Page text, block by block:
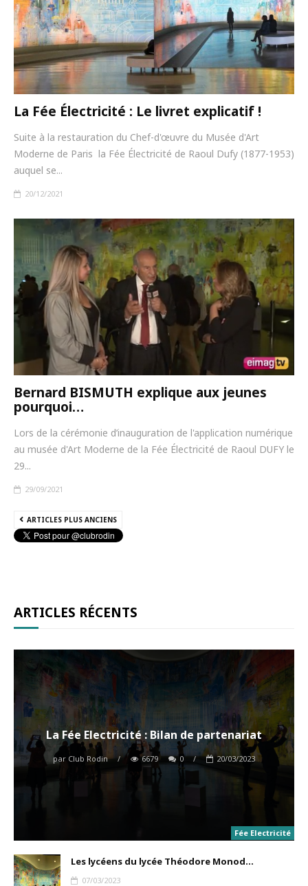
La Fée Électricité : Le livret explicatif !
Suite à la restauration du Chef-d'œuvre du Musée d'Art
Moderne de Paris la Fée Électricité de Raoul Dufy (1877-1953)
auquel se...
20/12/2021
Bernard BISMUTH explique aux jeunes
pourquoi…
Lors de la cérémonie d’inauguration de l'application numérique
au musée d'Art Moderne de la Fée Électricité de Raoul DUFY le
29...
29/09/2021
ARTICLES PLUS ANCIENS
ARTICLES RÉCENTS
Fée Electricité
La Fée Electricité : Bilan de partenariat
par Club Rodin / 6679 0 / 20/03/2023
Les lycéens du lycée Théodore Monod...
07/03/2023